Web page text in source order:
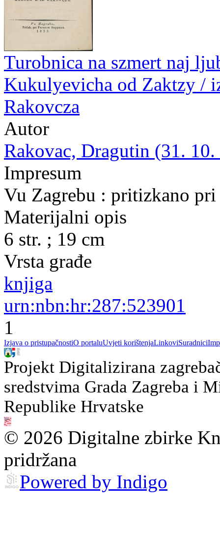
Turobnica na szmert naj
Kukulyevicha od Zaktzy /
Rakovcza
Autor
Rakovac, Dragutin (31.
Impresum
Vu Zagrebu : pritizkano
Materijalni opis
6 str. ; 19 cm
Vrsta građe
knjiga
urn:nbn:hr:287:523901
1
Izjava o pristupačnostiO portaluUvjeti korištenjaLinkoviSuradnici
Projekt Digitalizirana
sredstvima Grada Zagreba i
Republike Hrvatske
© 2026 Digitalne zbirke
pridržana
Powered by Indigo